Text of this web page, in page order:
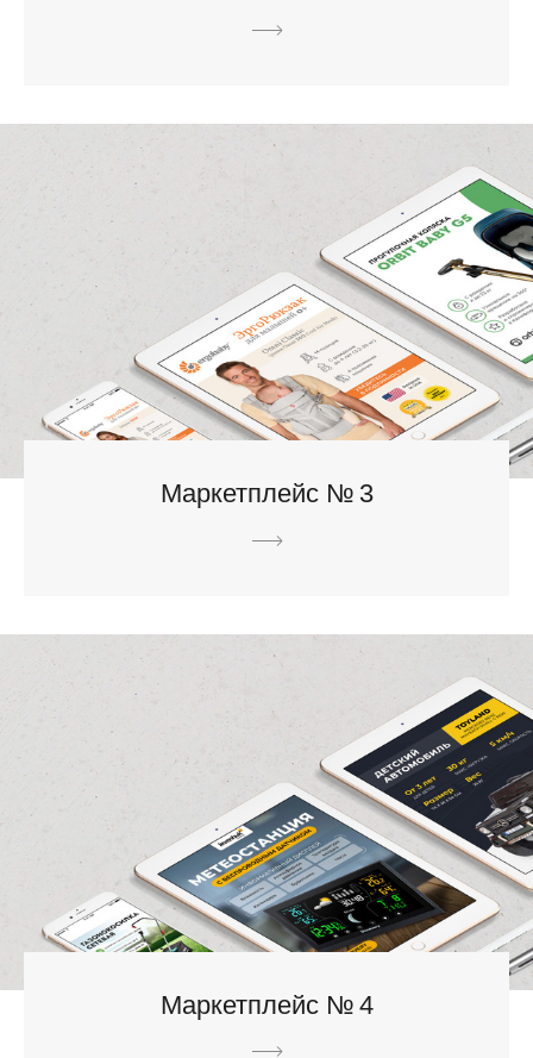
Маркетплейс № 3
Маркетплейс № 4